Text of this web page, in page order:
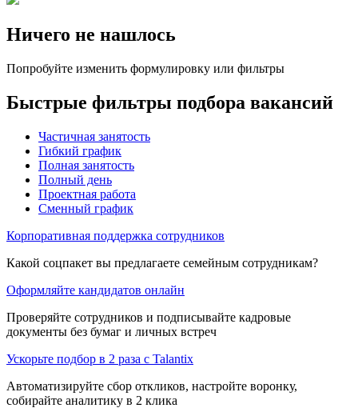
Ничего не нашлось
Попробуйте изменить формулировку или фильтры
Быстрые фильтры подбора вакансий
Частичная занятость
Гибкий график
Полная занятость
Полный день
Проектная работа
Сменный график
Корпоративная поддержка сотрудников
Какой соцпакет вы предлагаете семейным сотрудникам?
Оформляйте кандидатов онлайн
Проверяйте сотрудников и подписывайте кадровые
документы без бумаг и личных встреч
Ускорьте подбор в 2 раза с Talantix
Автоматизируйте сбор откликов, настройте воронку,
собирайте аналитику в 2 клика